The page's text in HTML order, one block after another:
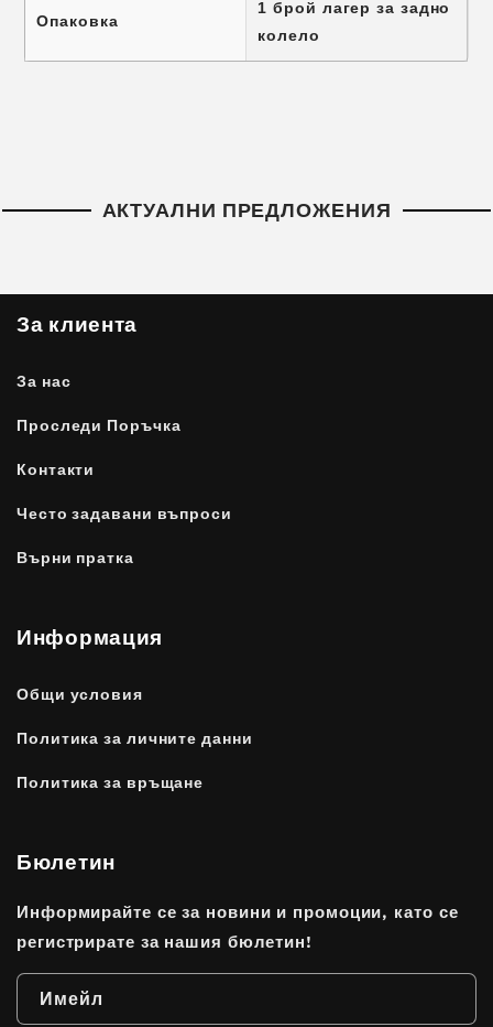
Опаковка
1 брой лагер за задно
колело
АКТУАЛНИ ПРЕДЛОЖЕНИЯ
За клиента
За нас
Проследи Поръчка
Контакти
Често задавани въпроси
Върни пратка
Информация
Общи условия
Политика за личните данни
Политика за връщане
Бюлетин
Информирайте се за новини и промоции, като се
регистрирате за нашия бюлетин!
Имейл